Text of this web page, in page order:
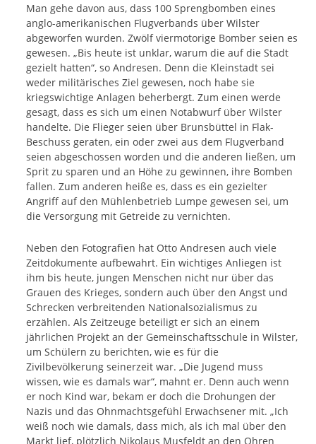
Man gehe davon aus, dass 100 Sprengbomben eines
anglo-amerikanischen Flugverbands über Wilster
abgeworfen wurden. Zwölf viermotorige Bomber seien es
gewesen. „Bis heute ist unklar, warum die auf die Stadt
gezielt hatten“, so Andresen. Denn die Kleinstadt sei
weder militärisches Ziel gewesen, noch habe sie
kriegswichtige Anlagen beherbergt. Zum einen werde
gesagt, dass es sich um einen Notabwurf über Wilster
handelte. Die Flieger seien über Brunsbüttel in Flak-
Beschuss geraten, ein oder zwei aus dem Flugverband
seien abgeschossen worden und die anderen ließen, um
Sprit zu sparen und an Höhe zu gewinnen, ihre Bomben
fallen. Zum anderen heiße es, dass es ein gezielter
Angriff auf den Mühlenbetrieb Lumpe gewesen sei, um
die Versorgung mit Getreide zu vernichten.
Neben den Fotografien hat Otto Andresen auch viele
Zeitdokumente aufbewahrt. Ein wichtiges Anliegen ist
ihm bis heute, jungen Menschen nicht nur über das
Grauen des Krieges, sondern auch über den Angst und
Schrecken verbreitenden Nationalsozialismus zu
erzählen. Als Zeitzeuge beteiligt er sich an einem
jährlichen Projekt an der Gemeinschaftsschule in Wilster,
um Schülern zu berichten, wie es für die
Zivilbevölkerung seinerzeit war. „Die Jugend muss
wissen, wie es damals war“, mahnt er. Denn auch wenn
er noch Kind war, bekam er doch die Drohungen der
Nazis und das Ohnmachtsgefühl Erwachsener mit. „Ich
weiß noch wie damals, dass mich, als ich mal über den
Markt lief, plötzlich Nikolaus Musfeldt an den Ohren